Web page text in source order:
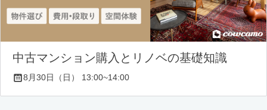
中古マンション購入とリノベの基礎知識
8月30日（日） 13:00~14:00